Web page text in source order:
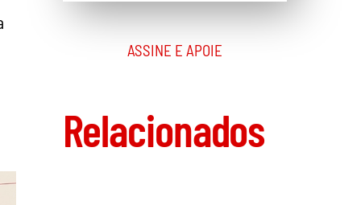
ASSINE E APOIE
Relacionados